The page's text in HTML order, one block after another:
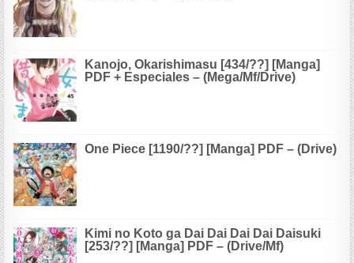
Kanojo, Okarishimasu [434/??] [Manga]
PDF + Especiales – (Mega/Mf/Drive)
One Piece [1190/??] [Manga] PDF – (Drive)
Kimi no Koto ga Dai Dai Dai Dai Daisuki
[253/??] [Manga] PDF – (Drive/Mf)